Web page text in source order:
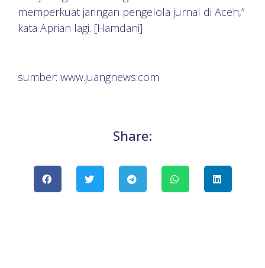
memperkuat jaringan pengelola jurnal di Aceh,”
kata Aprian lagi. [Hamdani]
sumber: www.juangnews.com
Share: